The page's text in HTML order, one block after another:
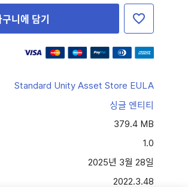
니에 담기
Standard Unity Asset Store EULA
싱글 엔티티
379.4 MB
1.0
2025년 3월 28일
2022.3.48